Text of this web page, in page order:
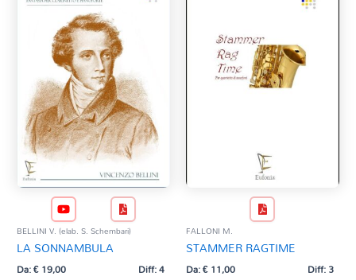
BELLINI V. (elab. S. Schembari)
LA SONNAMBULA
Da:€19,00 Diff: 4
FALLONI M.
STAMMER RAGTIME
Da:€11,00 Diff: 3